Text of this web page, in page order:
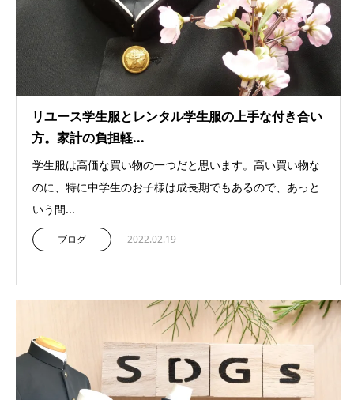
リユース学生服とレンタル学生服の上手な付き合い
方。家計の負担軽...
学生服は高価な買い物の一つだと思います。高い買い物な
のに、特に中学生のお子様は成長期でもあるので、あっと
いう間...
ブログ 2022.02.19